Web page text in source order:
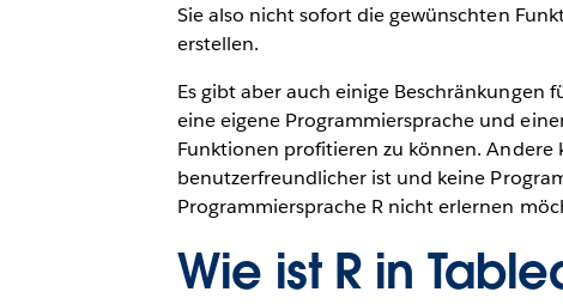
Sie also nicht sofort die gewünschten
erstellen.
Es gibt aber auch einige Beschränkungen
eine eigene Programmiersprache und
Funktionen profitieren zu können.
benutzerfreundlicher ist und keine
Programmiersprache R nicht erlernen
Wie ist R in